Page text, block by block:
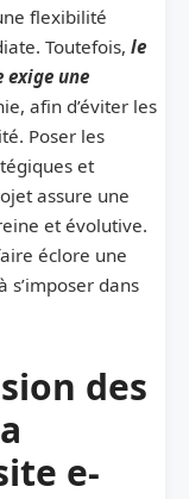
flexibilité
Toutefois, le
exige une
afin d’éviter les
Poser les
et
assure une
et évolutive.
éclore une
dans
des
e-